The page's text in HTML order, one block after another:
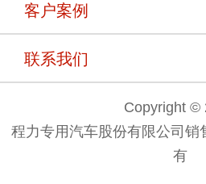
客户案例
联系我们
Copyright ©
程力专用汽车股份有限公司销
有